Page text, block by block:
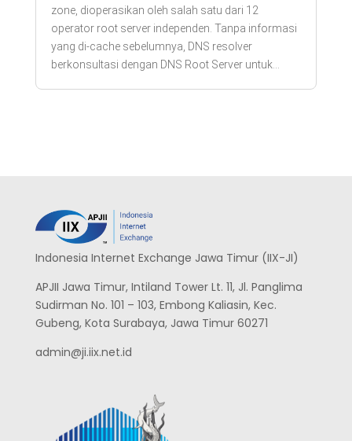
zone, dioperasikan oleh salah satu dari 12
operator root server independen. Tanpa informasi
yang di-cache sebelumnya, DNS resolver
berkonsultasi dengan DNS Root Server untuk...
Indonesia Internet Exchange Jawa Timur (IIX-JI)
APJII Jawa Timur, Intiland Tower Lt. 11, Jl. Panglima
Sudirman No. 101 – 103, Embong Kaliasin, Kec.
Gubeng, Kota Surabaya, Jawa Timur 60271
admin@ji.iix.net.id